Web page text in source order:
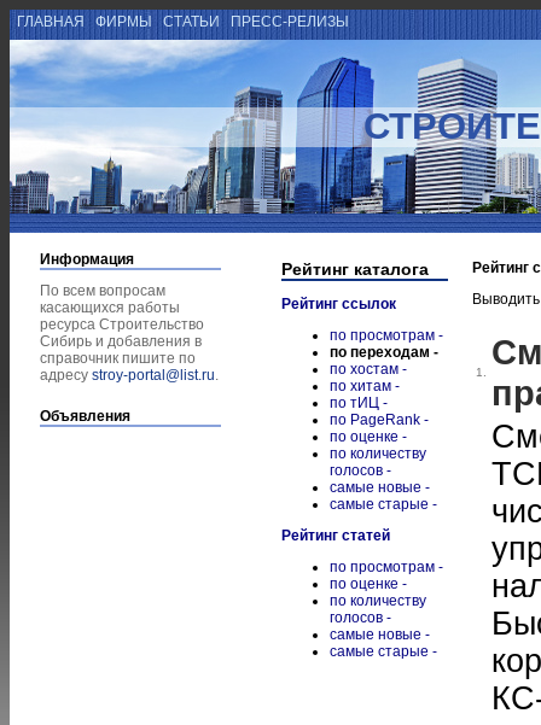
ГЛАВНАЯ ФИРМЫ СТАТЬИ ПРЕСС-РЕЛИЗЫ
Информация
По всем вопросам
касающихся работы
ресурса Строительство
Сибирь и добавления в
справочник пишите по
адресу stroy-portal@list.ru.
Объявления
Рейтинг каталога
Рейтинг ссылок
по просмотрам -
по переходам -
по хостам -
по хитам -
по тИЦ -
по PageRank -
по оценке -
по количеству
голосов -
самые новые -
самые старые -
Рейтинг статей
по просмотрам -
по оценке -
по количеству
голосов -
самые новые -
самые старые -
Рейтинг
1.